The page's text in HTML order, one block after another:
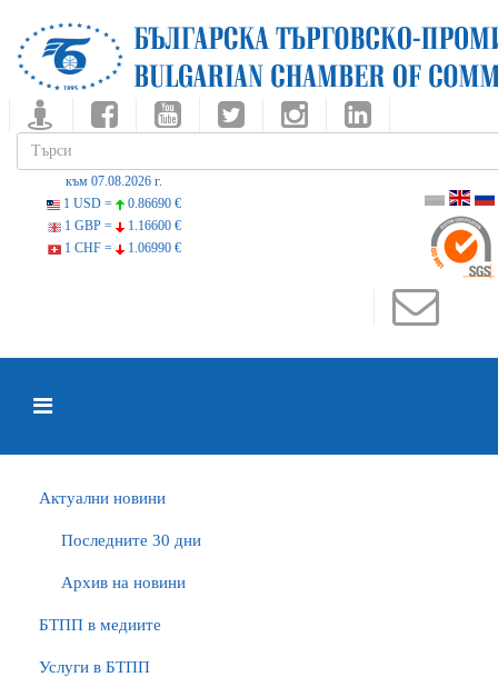
към 07.08.2026 г.
1 USD =
0.86690 €
1 GBP =
1.16600 €
1 CHF =
1.06990 €
Актуални новини
Последните 30 дни
Архив на новини
БTПП в медиите
Услуги в БТПП